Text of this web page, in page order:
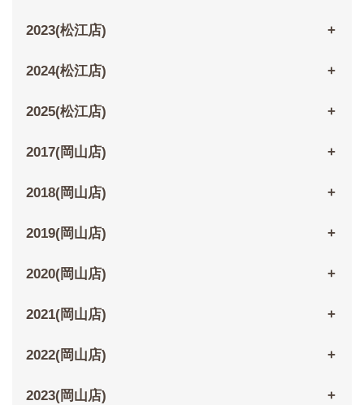
2023(松江店)
2024(松江店)
2025(松江店)
2017(岡山店)
2018(岡山店)
2019(岡山店)
2020(岡山店)
2021(岡山店)
2022(岡山店)
2023(岡山店)